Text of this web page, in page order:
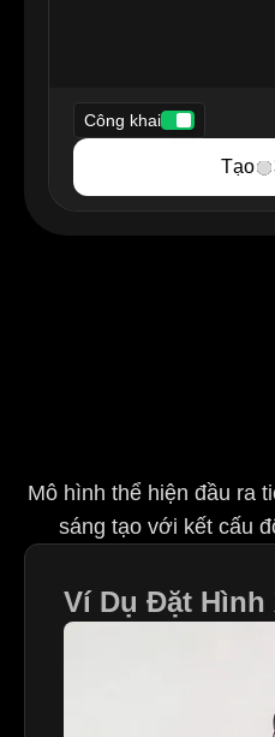
Công khai
Tạo
Mô hình thể hiện đầu ra
sáng tạo với kết cấu
Ví Dụ Đặt Hình